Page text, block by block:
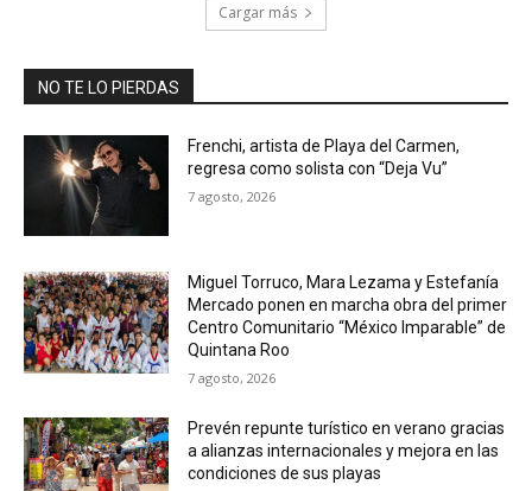
Cargar más
NO TE LO PIERDAS
Frenchi, artista de Playa del Carmen,
regresa como solista con “Deja Vu”
7 agosto, 2026
Miguel Torruco, Mara Lezama y Estefanía
Mercado ponen en marcha obra del primer
Centro Comunitario “México Imparable” de
Quintana Roo
7 agosto, 2026
Prevén repunte turístico en verano gracias
a alianzas internacionales y mejora en las
condiciones de sus playas